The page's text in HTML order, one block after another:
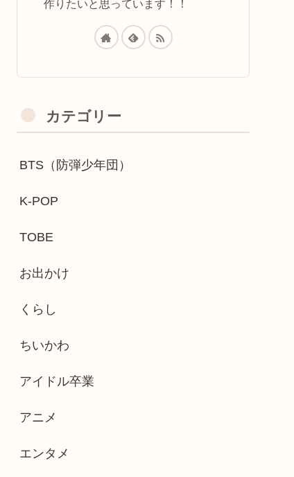
作りたいと思っています！！
カテゴリー
BTS（防弾少年団）
K-POP
TOBE
お出かけ
くらし
ちいかわ
アイドル卒業
アニメ
エンタメ